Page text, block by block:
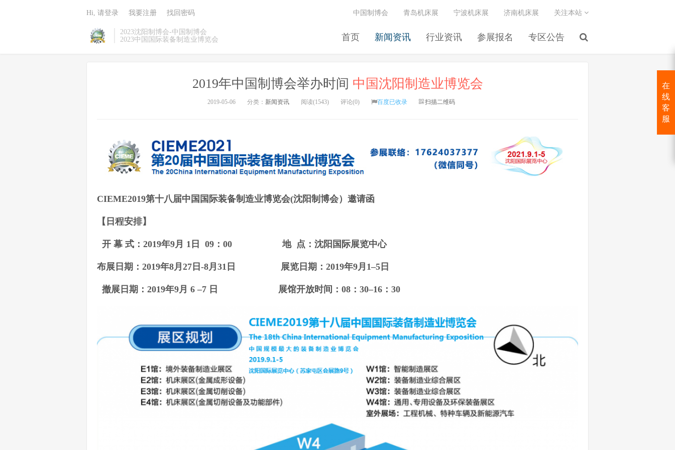
2023沈阳制博会-中国制博会
2023中国国际装备制造业博览会
首页 新闻资讯 行业资讯 参展报名 专区公告
中国制博会 青岛机床展 宁波机床展 济南机床展 关注本站
Hi, 请登录 我要注册 找回密码
2019年中国制博会举办时间 中国沈阳制造业博览会
2019-05-06 分类： 新闻资讯 阅读(1543) 评论(0) 百度已收录 扫描二维码
CIEME2019第十八届中国国际装备制造业博览会(沈阳制博会）邀请函
【 日程安排】
开 幕 式：2019年9月 1日 09：00 地 点：沈阳国际展览中心
布展日期：2019年8月27日-8月31日 展览日期：2019年9月1–5日
撤展日期：2019年9月 6 –7 日 展馆开放时间：08：30–16：30
在
线
客
服